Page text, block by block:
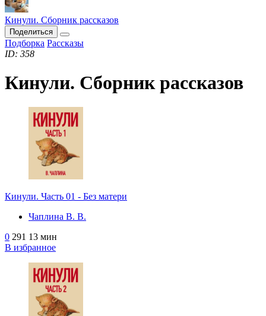
Кинули. Сборник рассказов
Поделиться
Подборка Рассказы
ID: 358
Кинули. Сборник рассказов
Кинули. Часть 01 - Без матери
Чаплина В. В.
0 291 13 мин
В избранное